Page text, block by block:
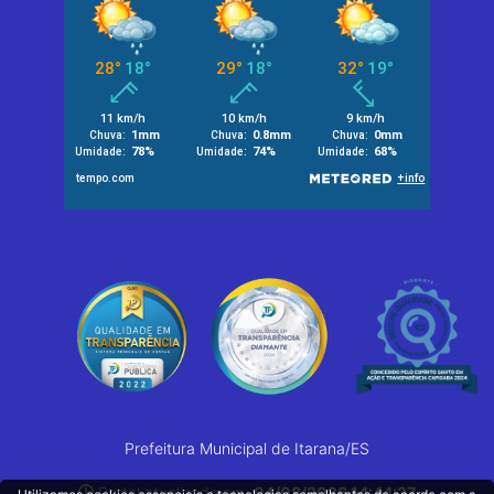
Prefeitura Municipal de Itarana/ES